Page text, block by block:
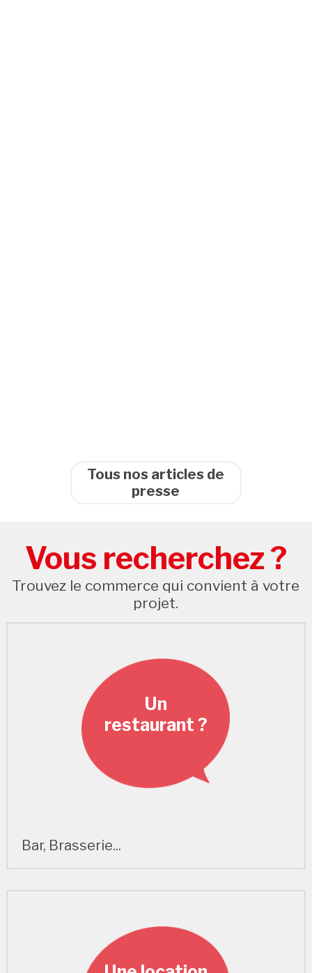
Tous nos articles de
presse
Vous recherchez ?
Trouvez le commerce qui convient à votre
projet.
Un
restaurant ?
Bar, Brasserie...